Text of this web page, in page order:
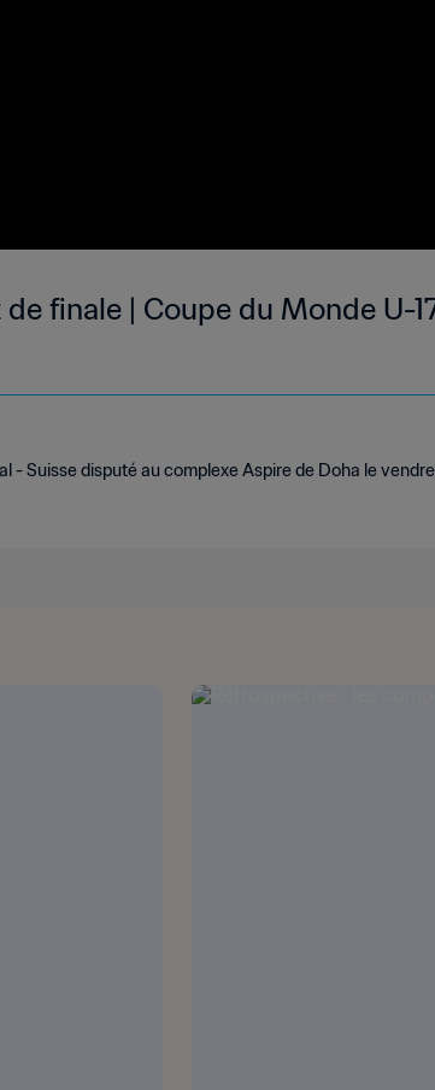
finale | Coupe du Monde U-
- Suisse disputé au complexe Aspire de Doha le